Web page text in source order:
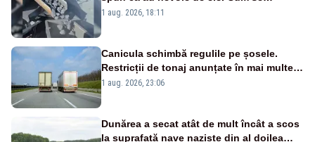
pasează vina în plină criză energetică
1 aug. 2026, 18:11
Canicula schimbă regulile pe șosele.
Restricții de tonaj anunțate în mai multe
județe
1 aug. 2026, 23:06
Dunărea a secat atât de mult încât a scos
la suprafață nave naziste din al doilea